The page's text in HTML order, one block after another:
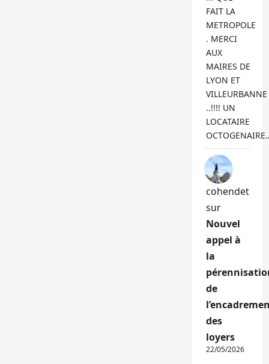
FAIT LA
METROPOLE
. MERCI
AUX
MAIRES DE
LYON ET
VILLEURBANNE
..!!!! UN
LOCATAIRE
cohendet
sur
Nouvel
appel à
la
de
des
loyers
22/05/2026